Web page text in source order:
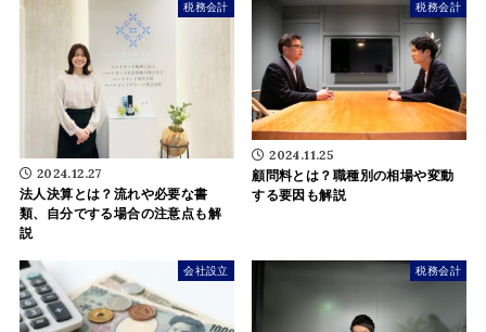
税務会計
2024.12.27
法人決算とは？流れや必要な書
類、自分でする場合の注意点も解
説
税務会計
2024.11.25
顧問料とは？職種別の相場や変動
する要因も解説
会社設立 税務会計